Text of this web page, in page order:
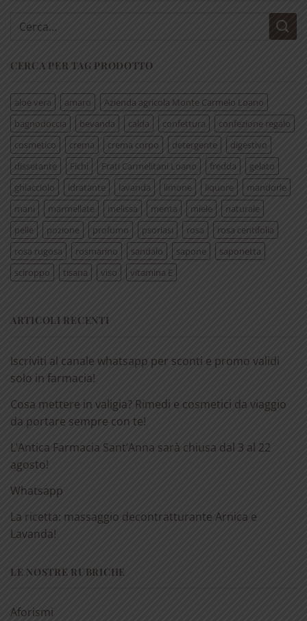
Cerca:
CERCA PER TAG PRODOTTO
aloe vera amaro
Azienda agricola Monte Carmelo Loano
bagnodoccia
bevanda calda confettura
confezione regalo
cosmetico
crema crema corpo detergente
digestivo
dissetante
Fichi Frati Carmelitani Loano fredda
gelato
ghiacciolo
idratante lavanda limone liquore
mandorle
mani
marmellate melissa menta miele
naturale
pelle
pozione profumo psoriasi rosa
rosa centifolia
rosa rugosa
rosmarino sandalo sapone
saponetta
sciroppo
tisana viso vitamina E
ARTICOLI RECENTI
Iscriviti al canale whatsapp per sconti e promo validi
solo in farmacia!
Cosa mettere in valigia? Rimedi e cosmetici da viaggio
da portare sempre con te!
L’Antica Farmacia Sant’Anna sarà chiusa dal 3 al 22
agosto!
Whatsapp
La ricetta: massaggio decontratturante Arnica e
Lavanda!
LE NOSTRE RUBRICHE
Aforismi